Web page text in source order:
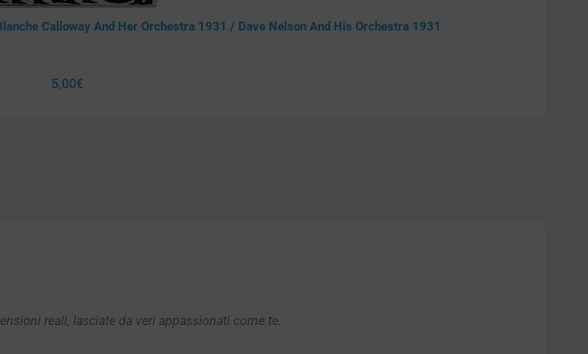
Calloway And Her Orchestra 1931 / Dave Nelson And His Orchestra 1931
5,00€
reali, lasciate da veri appassionati come te.